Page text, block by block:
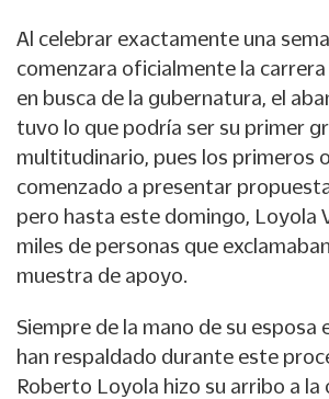
Al celebrar exactamente una
comenzara oficialmente la
en busca de la gubernatura, el
tuvo lo que podría ser su primer
multitudinario, pues los primeros
comenzado a presentar
pero hasta este domingo, Loyola
miles de personas que
muestra de apoyo.
Siempre de la mano de su esposa
han respaldado durante este
Roberto Loyola hizo su arribo a la